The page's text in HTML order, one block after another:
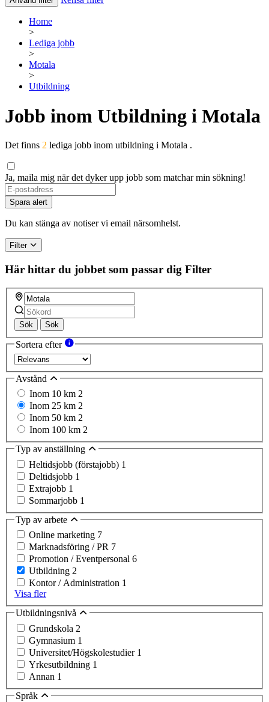
Home
>
Lediga jobb
>
Motala
>
Utbildning
Jobb inom Utbildning i Motala
Det finns 2 lediga jobb inom utbildning i Motala .
Ja, maila mig när det dyker upp jobb som matchar min sökning!
Spara alert
Du kan stänga av notiser vi email närsomhelst.
Filter
Här hittar du jobbet som passar dig Filter
Sök Sök
Sortera efter
Avstånd
Inom 10 km 2
Inom 25 km 2
Inom 50 km 2
Inom 100 km 2
Typ av anställning
Heltidsjobb (förstajobb) 1
Deltidsjobb 1
Extrajobb 1
Sommarjobb 1
Typ av arbete
Online marketing 7
Marknadsföring / PR 7
Promotion / Eventpersonal 6
Utbildning 2
Kontor / Administration 1
Visa fler
Utbildningsnivå
Grundskola 2
Gymnasium 1
Universitet/Högskolestudier 1
Yrkesutbildning 1
Annan 1
Språk